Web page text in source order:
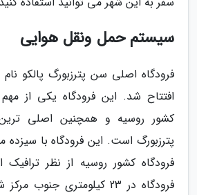
سیستم حمل ونقل هوایی
افتتاح شد. این فرودگاه یکی از
کشور روسیه و همچنین اصلی
پترزبورگ است. این فرودگاه با سیزده
فرودگاه کشور روسیه از نظر
فرودگاه در 23 کیلومتری